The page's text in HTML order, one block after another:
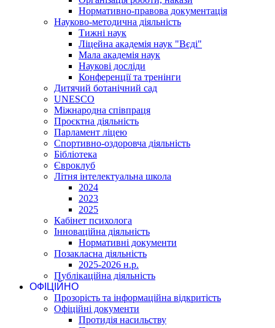
Нормативно-правова документація
Науково-методична діяльність
Тижні наук
Ліцейна академія наук "Вєді"
Мала академія наук
Наукові досліди
Конференції та тренінги
Дитячий ботанічний сад
UNESCO
Міжнародна співпраця
Проєктна діяльність
Парламент ліцею
Спортивно-оздоровча діяльність
Бібліотека
Євроклуб
Літня інтелектуальна школа
2024
2023
2025
Кабінет психолога
Інноваційна діяльність
Нормативні документи
Позакласна діяльність
2025-2026 н.р.
Публікаційна діяльність
ОФІЦІЙНО
Прозорість та інформаційна відкритість
Офіційні документи
Протидія насильству